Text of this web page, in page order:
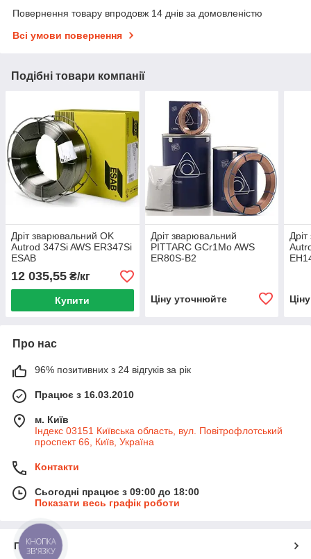
Повернення товару впродовж 14 днів за домовленістю
Всі умови повернення
Подібні товари компанії
Дріт зварювальний OK
Autrod 347Si AWS ER347Si
ESAB
12 035,55 ₴/кг
Купити
Дріт зварювальний
PITTARC GCr1Mo AWS
ER80S-B2
Ціну уточнюйте
Про нас
96% позитивних з 24 відгуків за рік
Працює з 16.03.2010
м. Київ
Індекс 03151 Київська область, вул. Повітрофлотський
проспект 66, Київ, Україна
Контакти
Сьогодні працює з 09:00 до 18:00
Показати весь графік роботи
Про нас
КНОПКА
ЗВ'ЯЗКУ